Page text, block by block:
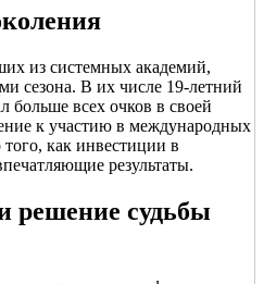
из системных академий,
сезона. В их числе 19-летний
всех очков в своей
к участию в международных
как инвестиции в
результаты.
решение судьбы